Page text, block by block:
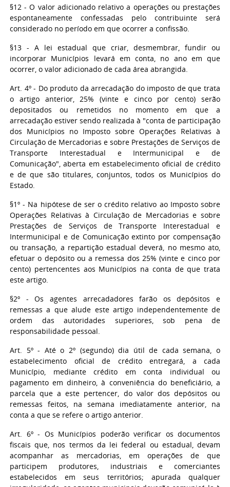
§12 - O valor adicionado relativo a operações ou prestações
espontaneamente confessadas pelo contribuinte será
considerado no período em que ocorrer a confissão.
§13 - A lei estadual que criar, desmembrar, fundir ou
incorporar Municípios levará em conta, no ano em que
ocorrer, o valor adicionado de cada área abrangida.
Art. 4º - Do produto da arrecadação do imposto de que trata
o artigo anterior, 25% (vinte e cinco por cento) serão
depositados ou remetidos no momento em que a
arrecadação estiver sendo realizada à "conta de participação
dos Municípios no Imposto sobre Operações Relativas à
Circulação de Mercadorias e sobre Prestações de Serviços de
Transporte Interestadual e Intermunicipal e de
Comunicação", aberta em estabelecimento oficial de crédito
e de que são titulares, conjuntos, todos os Municípios do
Estado.
§1º - Na hipótese de ser o crédito relativo ao Imposto sobre
Operações Relativas à Circulação de Mercadorias e sobre
Prestações de Serviços de Transporte Interestadual e
Intermunicipal e de Comunicação extinto por compensação
ou transação, a repartição estadual deverá, no mesmo ato,
efetuar o depósito ou a remessa dos 25% (vinte e cinco por
cento) pertencentes aos Municípios na conta de que trata
este artigo.
§2º - Os agentes arrecadadores farão os depósitos e
remessas a que alude este artigo independentemente de
ordem das autoridades superiores, sob pena de
responsabilidade pessoal.
Art. 5º - Até o 2º (segundo) dia útil de cada semana, o
estabelecimento oficial de crédito entregará, a cada
Município, mediante crédito em conta individual ou
pagamento em dinheiro, à conveniência do beneficiário, a
parcela que a este pertencer, do valor dos depósitos ou
remessas feitos, na semana imediatamente anterior, na
conta a que se refere o artigo anterior.
Art. 6º - Os Municípios poderão verificar os documentos
fiscais que, nos termos da lei federal ou estadual, devam
acompanhar as mercadorias, em operações de que
participem produtores, industriais e comerciantes
estabelecidos em seus territórios; apurada qualquer